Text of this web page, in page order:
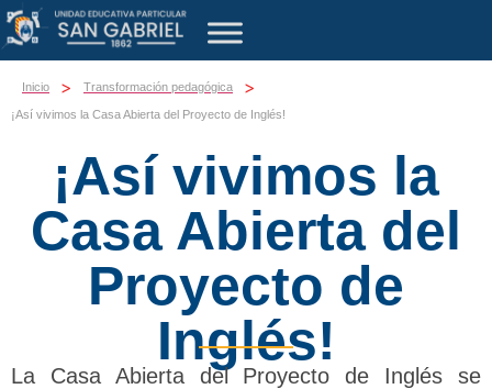
Inicio > Transformación pedagógica >
¡Así vivimos la Casa Abierta del Proyecto de Inglés!
¡Así vivimos la
Casa Abierta del
Proyecto de
Inglés!
La Casa Abierta del Proyecto de Inglés se